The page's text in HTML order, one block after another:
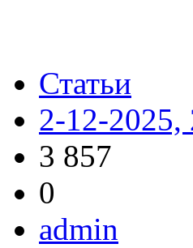
Статьи
2-12-2025,
3 857
0
admin